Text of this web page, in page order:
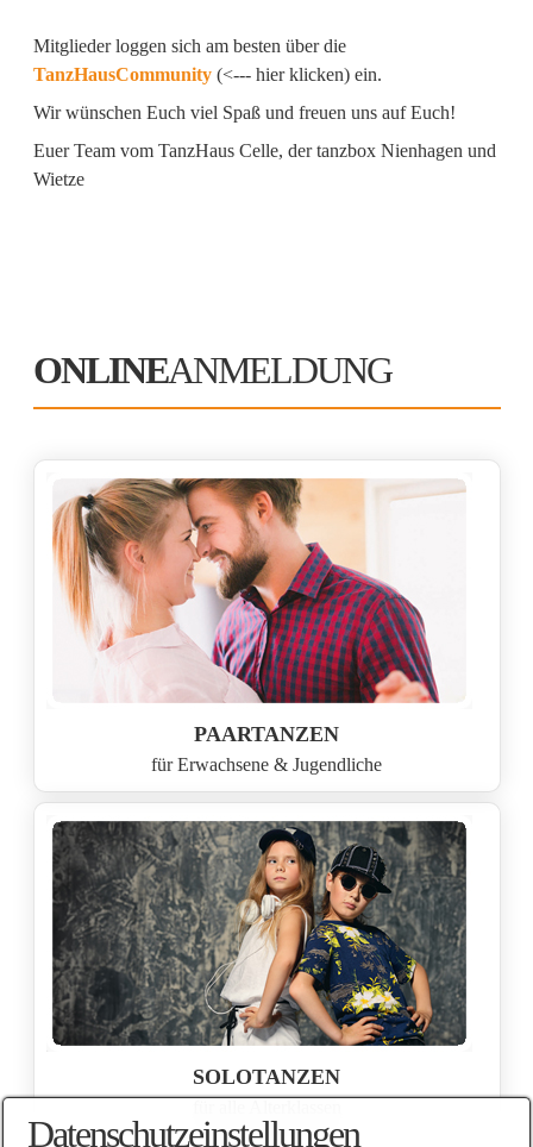
Mitglieder loggen sich am besten über die
TanzHausCommunity(<--- hier klicken) ein.
Wir wünschen Euch viel Spaß und freuen uns auf Euch!
Euer Team vom TanzHaus Celle, der tanzbox Nienhagen und
Wietze
ONLINEANMELDUNG
PAARTANZEN
für Erwachsene & Jugendliche
SOLOTANZEN
Datenschutzeinstellungen